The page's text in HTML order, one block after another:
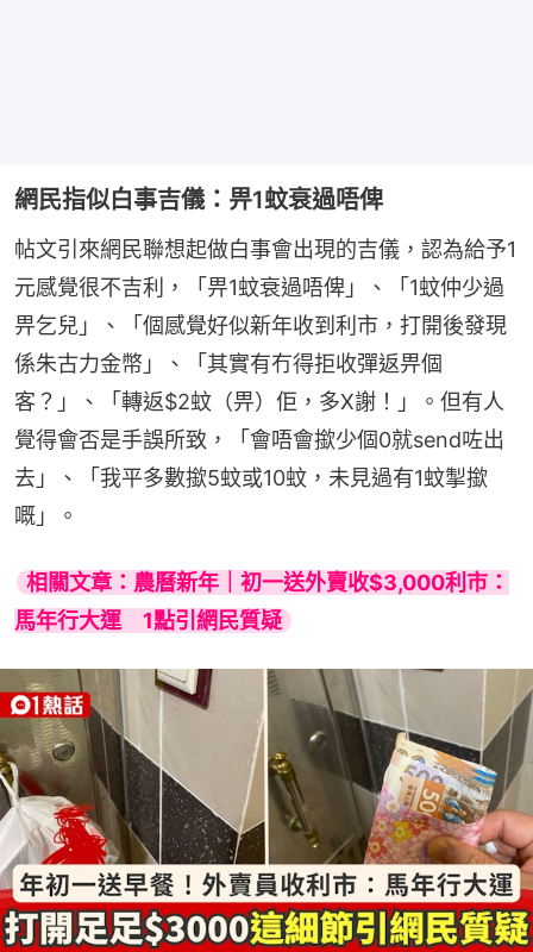
網民指似白事吉儀：畀1蚊衰過唔俾
帖文引來網民聯想起做白事會出現的吉儀，認為給予1
元感覺很不吉利，「畀1蚊衰過唔俾」、「1蚊仲少過
畀乞兒」、「個感覺好似新年收到利市，打開後發現
係朱古力金幣」、「其實有冇得拒收彈返畀個
客？」、「轉返$2蚊（畀）佢，多X謝！」。但有人
覺得會否是手誤所致，「會唔會撳少個0就send咗出
去」、「我平多數撳5蚊或10蚊，未見過有1蚊掣撳
嘅」。
相關文章：農曆新年｜初一送外賣收$3,000利市：
馬年行大運　1點引網民質疑